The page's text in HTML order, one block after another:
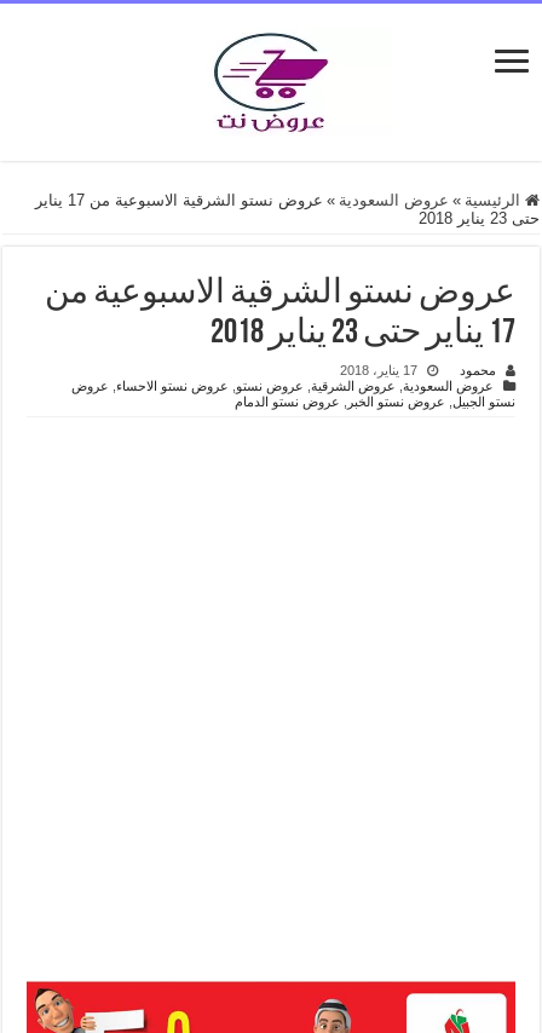
الرئيسية » عروض السعودية »
عروض نستو الشرقية الاسبوعية من 17 يناير
حتى 23 يناير 2018
عروض نستو الشرقية الاسبوعية من
17 يناير حتى 23 يناير 2018
محمود
17 يناير، 2018
عروض السعودية, عروض الشرقية, عروض نستو, عروض نستو الاحساء,
عروض
نستو الجبيل, عروض نستو الخبر عروض نستو الدمام